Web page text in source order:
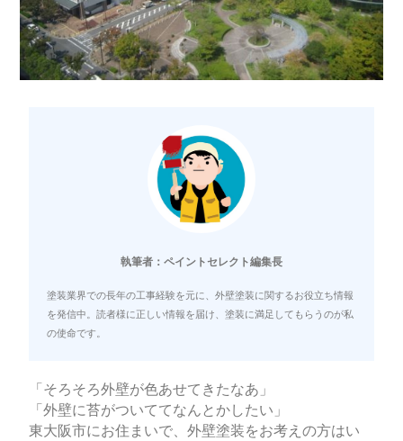
執筆者：ペイントセレクト編集長
塗装業界での長年の工事経験を元に、外壁塗装に関するお役立ち情報
を発信中。読者様に正しい情報を届け、塗装に満足してもらうのが私
の使命です。
「そろそろ外壁が色あせてきたなあ」
「外壁に苔がついててなんとかしたい」
東大阪市にお住まいで、外壁塗装をお考えの方はい